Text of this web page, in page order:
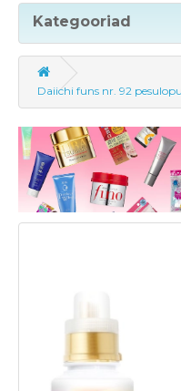
Kategooriad
Daiichi funs nr. 92